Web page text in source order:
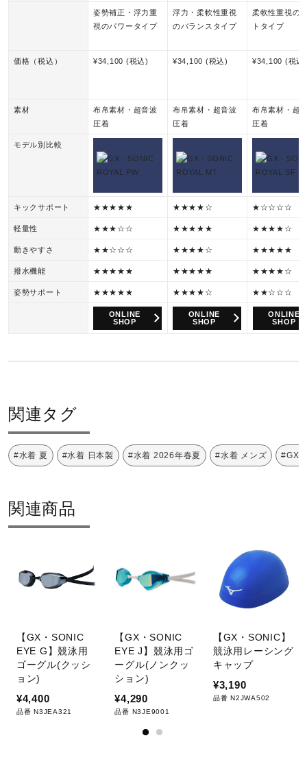
姿勢補正・浮力重
視のパワータイプ
浮力・柔軟性重視
のバランスタイプ
柔軟性重視の
トタイプ
価格（税込） ¥34,100 (税込) ¥34,100 (税込) ¥34,100 (税込)
素材
布帛素材・超音波
圧着
布帛素材・超音波
圧着
布帛素材・超
圧着
モデル別比較
キックサポート ★★★★★ ★★★★☆ ★☆☆☆☆
軽量性 ★★★☆☆ ★★★★★ ★★★★☆
動きやすさ ★★☆☆☆ ★★★★☆ ★★★★★
撥水機能 ★★★★★ ★★★★★ ★★★★☆
姿勢サポート ★★★★★ ★★★★☆ ★★☆☆☆
ONLINE
SHOP
ONLINE
SHOP
ONLINE
SHOP
関連タグ
#水着 夏 #水着 日本製 #水着 2026年春夏 #水着 メンズ #GX
関連商品
【GX・SONIC
EYE G】競泳用
ゴーグル(クッシ
ョン)
¥4,400
品番 N3JEA321
【GX・SONIC
EYE J】競泳用ゴ
ーグル(ノンクッ
ション)
¥4,290
品番 N3JE9001
【GX・SONIC】
競泳用レーシング
キャップ
¥3,190
品番 N2JWA502